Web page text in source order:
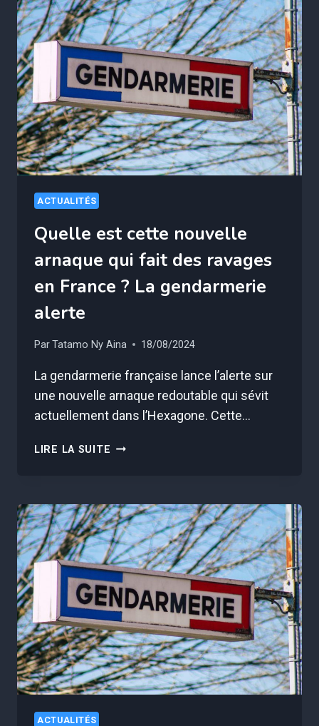
CETTE
ARNAQUE
AU
PAIEMENT
SANS
CONTACT
QUI
FAIT
DES
RAVAGES
ACTUALITÉS
Quelle est cette nouvelle
arnaque qui fait des ravages
en France ? La gendarmerie
alerte
ParTatamo Ny Aina 18/08/2024
La gendarmerie française lance l’alerte sur
une nouvelle arnaque redoutable qui sévit
actuellement dans l’Hexagone. Cette…
LIRE LA SUITE QUELLE
ARNAQUE
QUI
FAIT
DES
RAVAGES
EN
FRANCE
?
LA
GENDARMERIE
ALERTE
ACTUALITÉS